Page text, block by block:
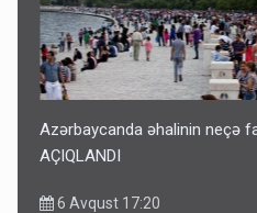
Azərbaycanda əhalinin neçə
AÇIQLANDI
6 Avqust 17:20